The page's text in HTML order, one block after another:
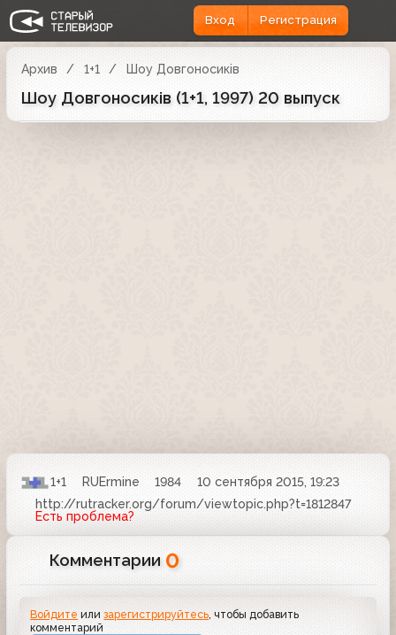
Вход Регистрация
Архив 1+1 Шоу Довгоносиків
Шоу Довгоносиків (1+1, 1997) 20 выпуск
1+1 RUErmine 1984
10 сентября 2015, 19:23
http://rutracker.org/forum/viewtopic.php?t=1812847
Есть проблема?
Комментарии 0
Войдите илизарегистрируйтесь , чтобы добавить
комментарий